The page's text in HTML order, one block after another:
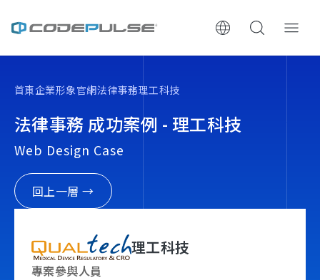
服務與費用
架設流程
執行報告 / 策略解析
首頁企業形象官網法律事務理工科技
法律事務 成功案例 - 理工科技
Web Design Case
回上一層 →
理工科技
專案參與人員